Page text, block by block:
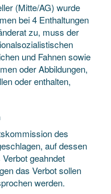
(Mitte/AG) wurde
bei 4 Enthaltungen
zu, muss der
und Fahnen sowie
oder Abbildungen,
oder enthalten,
des
auf dessen
geahndet
das Verbot sollen
werden.